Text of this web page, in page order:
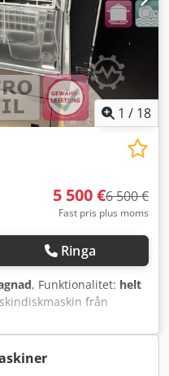
1 / 18
5 500 €6 500 €
Fast pris plus moms
Ringa
, Funktionalitet: helt
från
10C, tillverkningsår
diskmaskin är
osmos och ett underskåp
samt sugspjut för